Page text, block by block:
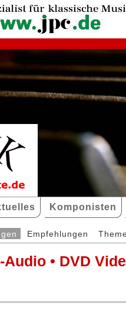
Komponisten
Empfehlungen
Audio • DVD